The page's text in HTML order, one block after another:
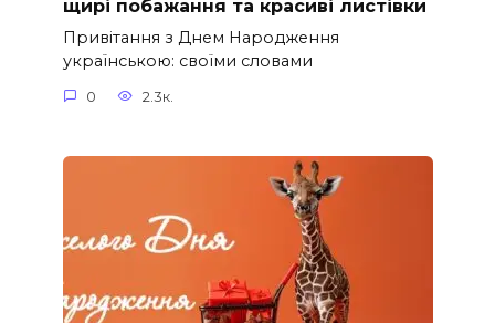
щирі побажання та красиві листівки
Привітання з Днем Народження
українською: своїми словами
0 2.3к.